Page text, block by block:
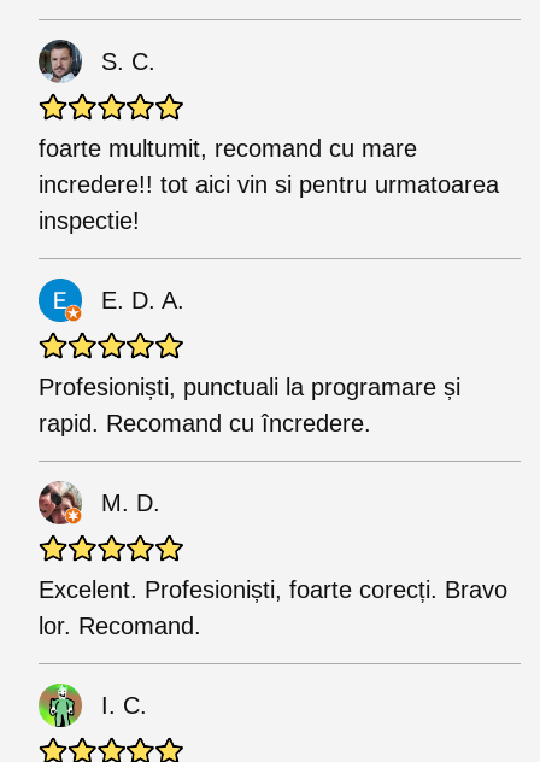
S. C.
foarte multumit, recomand cu mare
incredere!! tot aici vin si pentru urmatoarea
inspectie!
E. D. A.
Profesioniști, punctuali la programare și
rapid. Recomand cu încredere.
M. D.
Excelent. Profesioniști, foarte corecți. Bravo
lor. Recomand.
I. C.